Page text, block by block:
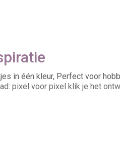
in één kleur, Perfect voor
pixel voor pixel klik je het